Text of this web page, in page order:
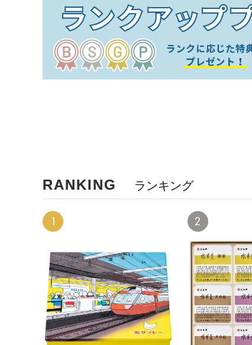
RANKING ランキング
1 2